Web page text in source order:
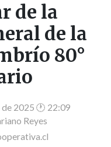
de la
de la
80°
2025 🕐 22:09
Reyes